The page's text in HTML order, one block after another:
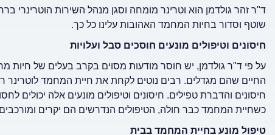
ד"ר זהר גולדמן הוא וטרינר מומחה וסגן מנהל השירות
שוטף וסדור בחיות המחמד האהובות עלינו כל כך.
חיסונים וטיפולים מונעים חוסכים סבל ועלויות
על פי ד"ר גולדמן, יש חוסר מודעות מסוים בקרב בעלים של חיות
החיים שהם מגדלים. רבים נוטים לקחת את חיית המחמד לוטרינר
חיסונים והדברת טפילים. חיסונים וטיפולים מונעים אלה יכולים
כשחיית המחמד כבר חולה, הטיפולים הנדרשים הם יקרים
טיפול מונע בחיית המחמד בבית